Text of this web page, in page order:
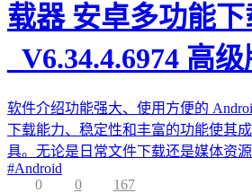
载器 安卓多功能
_V6.34.4.6974 高
软件介绍功能强大、使用方便的
下载能力、稳定性和丰富的功能使其
具。无论是日常文件下载还是媒体资
#Android
0
0 167